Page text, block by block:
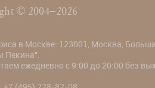
© 2004–2026
в Москве: 123001, Москва,
Пекина".
ежедневно с 9:00 до 20:00 без